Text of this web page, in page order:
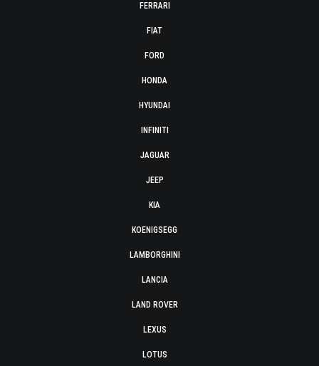
FERRARI
FIAT
FORD
HONDA
HYUNDAI
INFINITI
JAGUAR
JEEP
KIA
KOENIGSEGG
LAMBORGHINI
LANCIA
LAND ROVER
LEXUS
LOTUS